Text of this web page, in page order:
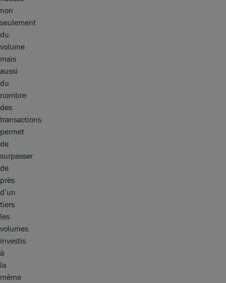
non
seulement
du
volume
mais
aussi
du
nombre
des
transactions
permet
de
surpasser
de
près
d’un
tiers
les
volumes
investis
à
la
même